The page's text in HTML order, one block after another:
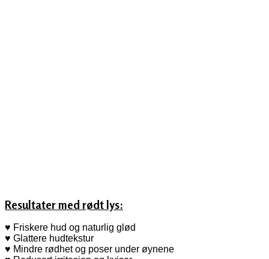
Resultater med rødt lys:
♥ Friskere hud og naturlig glød
♥ Glattere hudtekstur
♥ Mindre rødhet og poser under øynene